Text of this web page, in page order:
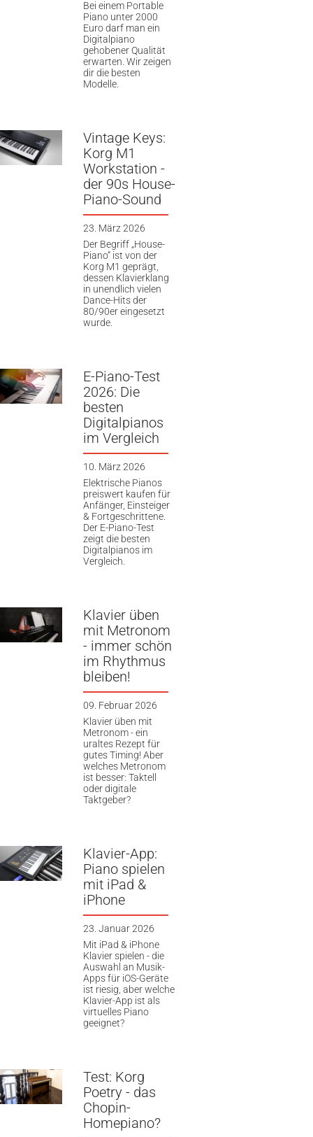
Bei einem Portable
Piano unter 2000
Euro darf man ein
Digitalpiano
gehobener Qualität
erwarten. Wir zeigen
dir die besten
Modelle.
Vintage Keys:
Korg M1
Workstation -
der 90s House-
Piano-Sound
23. März 2026
Der Begriff „House-
Piano“ ist von der
Korg M1 geprägt,
dessen Klavierklang
in unendlich vielen
Dance-Hits der
80/90er eingesetzt
wurde.
E-Piano-Test
2026: Die
besten
Digitalpianos
im Vergleich
10. März 2026
Elektrische Pianos
preiswert kaufen für
Anfänger, Einsteiger
& Fortgeschrittene.
Der E-Piano-Test
zeigt die besten
Digitalpianos im
Vergleich.
Klavier üben
mit Metronom
- immer schön
im Rhythmus
bleiben!
09. Februar 2026
Klavier üben mit
Metronom - ein
uraltes Rezept für
gutes Timing! Aber
welches Metronom
ist besser: Taktell
oder digitale
Taktgeber?
Klavier-App:
Piano spielen
mit iPad &
iPhone
23. Januar 2026
Mit iPad & iPhone
Klavier spielen - die
Auswahl an Musik-
Apps für iOS-Geräte
ist riesig, aber welche
Klavier-App ist als
virtuelles Piano
geeignet?
Test: Korg
Poetry - das
Chopin-
Homepiano?